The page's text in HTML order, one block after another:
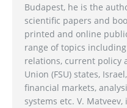
Budapest, he is the
scientific papers and
printed and online
range of topics
relations, current policy
Union (FSU) states,
financial markets,
systems etc. V.